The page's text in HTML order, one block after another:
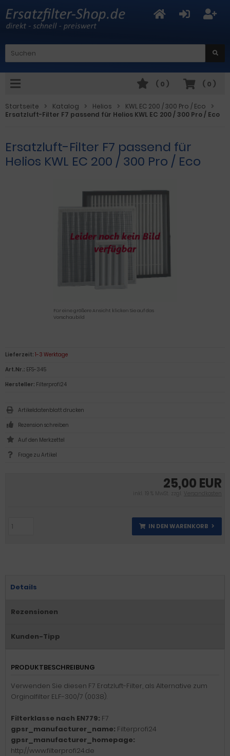
( 0 )
( 0 )
Startseite Katalog Helios
KWL EC 200 / 300 Pro / Eco
Ersatzluft-Filter F7 passend für Helios KWL EC 200 / 300 Pro / Eco
Ersatzluft-Filter F7 passend für
Helios KWL EC 200 / 300 Pro / Eco
Für eine größere Ansicht klicken Sie auf das
Vorschaubild
25,00 EUR
inkl. 19 % MwSt. zzgl. Versandkosten
IN DEN WARENKORB
Lieferzeit: 1-3 Werktage
Art.Nr.: EFS-345
Hersteller: Filterprofi24
Artikeldatenblatt drucken
Rezension schreiben
Frage zu Artikel
Details
Rezensionen
Kunden-Tipp
PRODUKTBESCHREIBUNG
Verwenden Sie diesen F7 Eratzluft-Filter, als Alternative zum
Orginalfilter ELF-300/7 (0038).
Filterklasse nach EN779: F7
gpsr_manufacturer_name: Filterprofi24
gpsr_manufacturer_homepage:
http://www.filterprofi24.de